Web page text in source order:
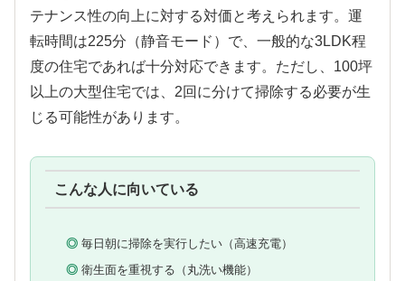
テナンス性の向上に対する対価と考えられます。運
転時間は225分（静音モード）で、一般的な3LDK程
度の住宅であれば十分対応できます。ただし、100坪
以上の大型住宅では、2回に分けて掃除する必要が生
じる可能性があります。
こんな人に向いている
毎日朝に掃除を実行したい（高速充電）
衛生面を重視する（丸洗い機能）